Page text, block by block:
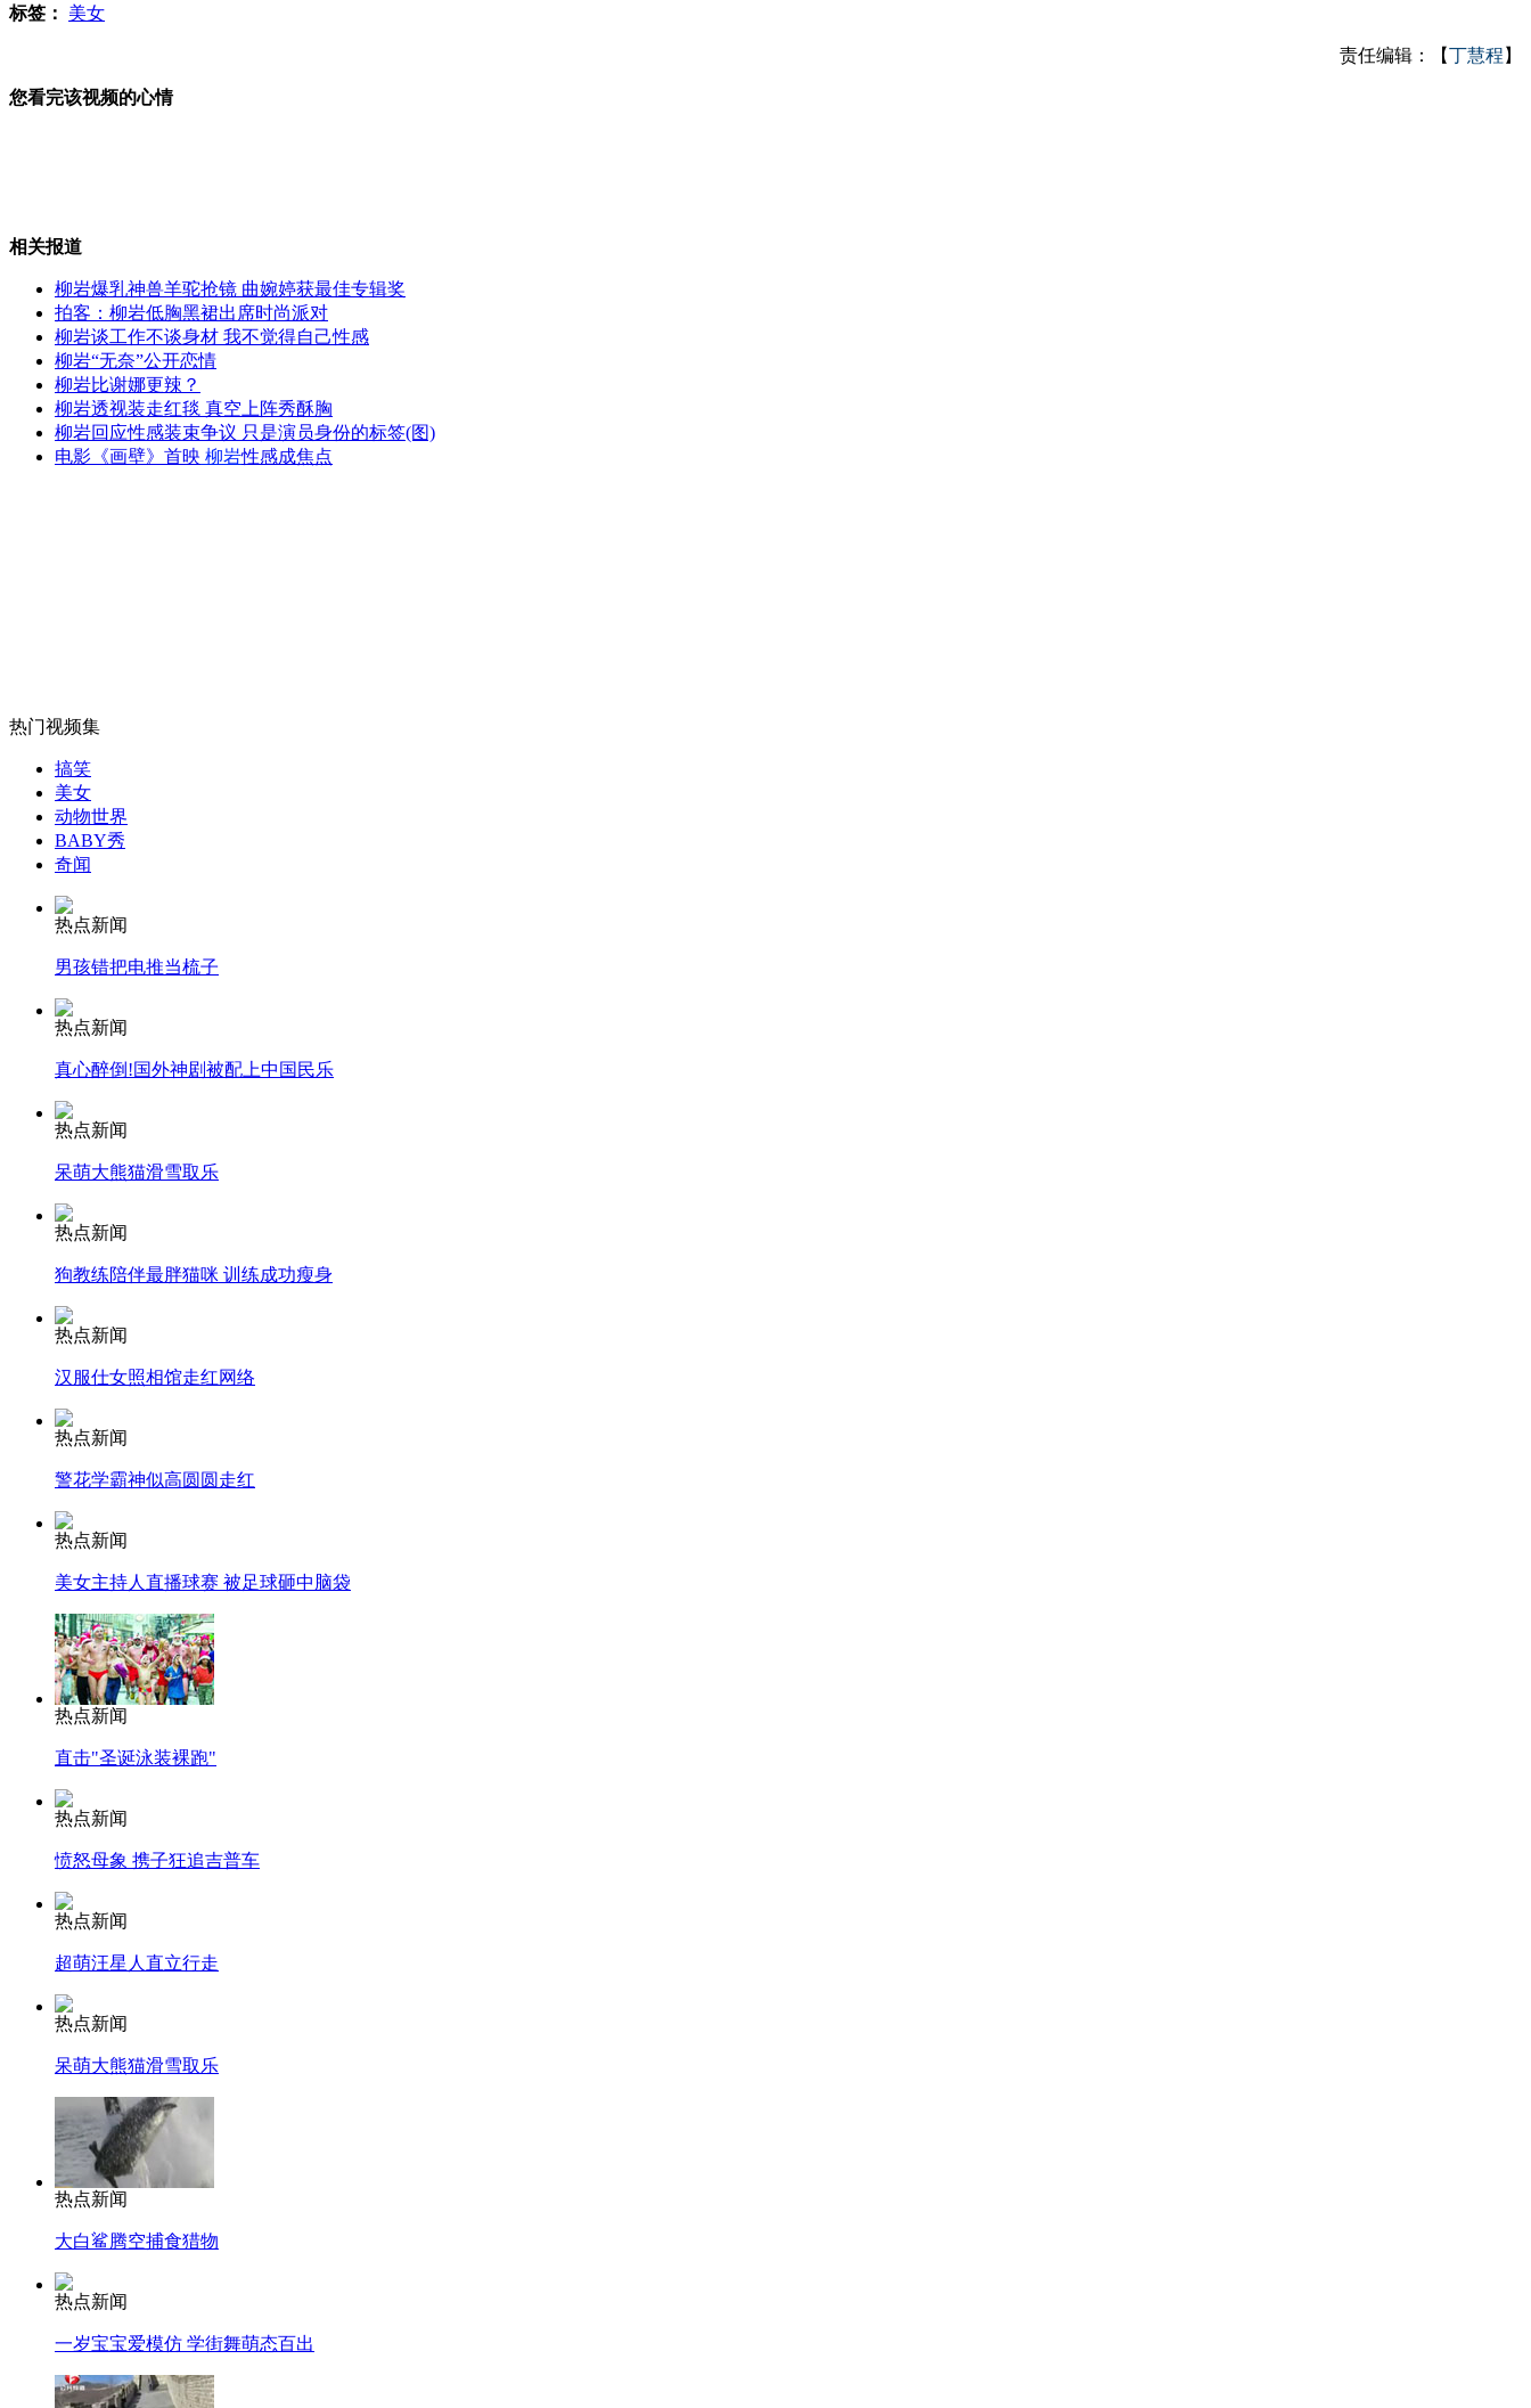
女孩北京地铁殴打老人 痛下狠手拳打脚踢
无痛分娩是否安全 医生回应
外交部：反对强权政治霸凌主义
走！跟着总书记去植树
消防员救轻生者
司机酒驾遇交警 急速倒车逃窜
标签：
美女
责任编辑：【丁慧程 】
您看完该视频的心情
相关报道
柳岩爆乳神兽羊驼抢镜 曲婉婷获最佳专辑奖
拍客：柳岩低胸黑裙出席时尚派对
柳岩谈工作不谈身材 我不觉得自己性感
柳岩“无奈”公开恋情
柳岩比谢娜更辣？
柳岩透视装走红毯 真空上阵秀酥胸
柳岩回应性感装束争议 只是演员身份的标签(图)
电影《画壁》首映 柳岩性感成焦点
热门视频集
搞笑
美女
动物世界
BABY秀
奇闻
热点新闻
男孩错把电推当梳子
热点新闻
真心醉倒!国外神剧被配上中国民乐
热点新闻
呆萌大熊猫滑雪取乐
热点新闻
狗教练陪伴最胖猫咪 训练成功瘦身
热点新闻
汉服仕女照相馆走红网络
热点新闻
警花学霸神似高圆圆走红
热点新闻
美女主持人直播球赛 被足球砸中脑袋
热点新闻
直击"圣诞泳装裸跑"
热点新闻
愤怒母象 携子狂追吉普车
热点新闻
超萌汪星人直立行走
热点新闻
呆萌大熊猫滑雪取乐
热点新闻
大白鲨腾空捕食猎物
热点新闻
一岁宝宝爱模仿 学街舞萌态百出